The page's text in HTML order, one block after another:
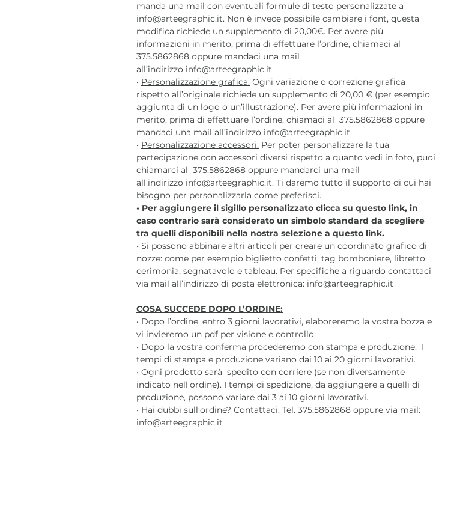
manda una mail con eventuali formule di testo personalizzate a
info@arteegraphic.it. Non è invece possibile cambiare i font, questa
modifica richiede un supplemento di 20,00€. Per avere più
informazioni in merito, prima di effettuare l’ordine, chiamaci al
375.5862868 oppure mandaci una mail
all’indirizzo info@arteegraphic.it.
• Personalizzazione grafica: Ogni variazione o correzione grafica
rispetto all’originale richiede un supplemento di 20,00 € (per esempio
aggiunta di un logo o un’illustrazione). Per avere più informazioni in
merito, prima di effettuare l’ordine, chiamaci al 375.5862868 oppure
mandaci una mail all’indirizzo info@arteegraphic.it.
• Personalizzazione accessori: Per poter personalizzare la tua
partecipazione con accessori diversi rispetto a quanto vedi in foto, puoi
chiamarci al 375.5862868 oppure mandarci una mail
all’indirizzo info@arteegraphic.it. Ti daremo tutto il supporto di cui hai
bisogno per personalizzarla come preferisci.
• Per aggiungere il sigillo personalizzato clicca su questo link, in
caso contrario sarà considerato un simbolo standard da scegliere
tra quelli disponibili nella nostra selezione a questo link.
• Si possono abbinare altri articoli per creare un coordinato grafico di
nozze: come per esempio biglietto confetti, tag bomboniere, libretto
cerimonia, segnatavolo e tableau. Per specifiche a riguardo contattaci
via mail all’indirizzo di posta elettronica: info@arteegraphic.it
COSA SUCCEDE DOPO L’ORDINE:
• Dopo l’ordine, entro 3 giorni lavorativi, elaboreremo la vostra bozza e
vi invieremo un pdf per visione e controllo.
• Dopo la vostra conferma procederemo con stampa e produzione. I
tempi di stampa e produzione variano dai 10 ai 20 giorni lavorativi.
• Ogni prodotto sarà spedito con corriere (se non diversamente
indicato nell’ordine). I tempi di spedizione, da aggiungere a quelli di
produzione, possono variare dai 3 ai 10 giorni lavorativi.
• Hai dubbi sull’ordine? Contattaci: Tel. 375.5862868 oppure via mail:
info@arteegraphic.it